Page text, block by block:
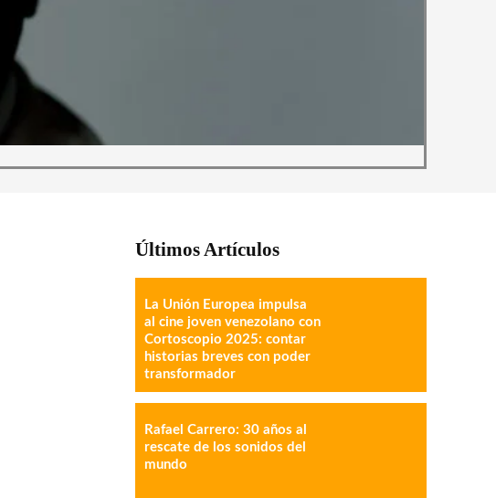
IMPRESIÓN COPY URL
Últimos Artículos
La Unión Europea impulsa
al cine joven venezolano con
Cortoscopio 2025: contar
historias breves con poder
transformador
Rafael Carrero: 30 años al
rescate de los sonidos del
mundo